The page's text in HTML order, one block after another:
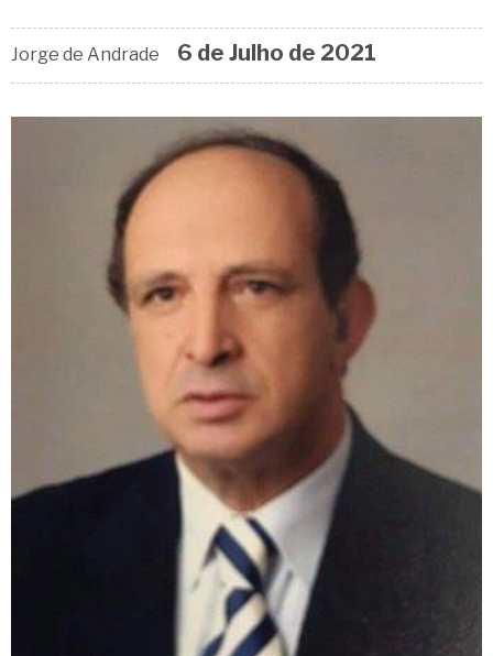
Jorge de Andrade 6 de Julho de 2021